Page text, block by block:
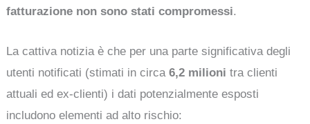
fatturazione non sono stati compromessi.
La cattiva notizia è che per una parte significativa degli
utenti notificati (stimati in circa6,2 milioni tra clienti
attuali ed ex-clienti) i dati potenzialmente esposti
includono elementi ad alto rischio: